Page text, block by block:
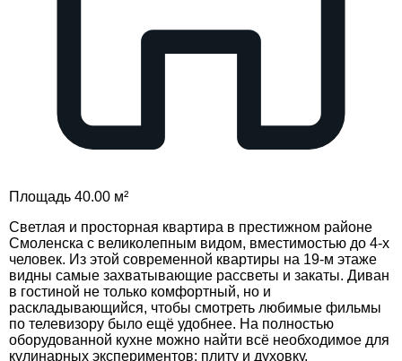
Площадь 40.00 м²
Светлая и просторная квартира в престижном районе
Смоленска с великолепным видом, вместимостью до 4-х
человек. Из этой современной квартиры на 19-м этаже
видны самые захватывающие рассветы и закаты. Диван
в гостиной не только комфортный, но и
раскладывающийся, чтобы смотреть любимые фильмы
по телевизору было ещё удобнее. На полностью
оборудованной кухне можно найти всё необходимое для
кулинарных экспериментов: плиту и духовку,